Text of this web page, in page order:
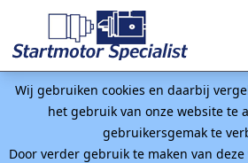
Wij gebruiken cookies en daarbij
het gebruik van onze website te
gebruikersgemak te
Door verder gebruik te maken van